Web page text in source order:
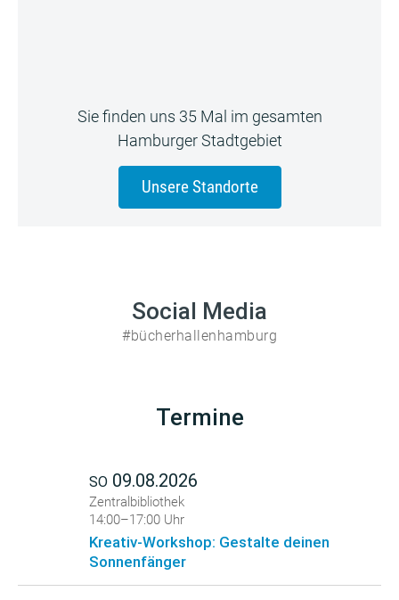
Sie finden uns 35 Mal im gesamten
Hamburger Stadtgebiet
Unsere Standorte
Social Media
#bücherhallenhamburg
Termine
SO 09.08.2026
Zentralbibliothek
14:00–17:00 Uhr
Kreativ-Workshop: Gestalte deinen
Sonnenfänger